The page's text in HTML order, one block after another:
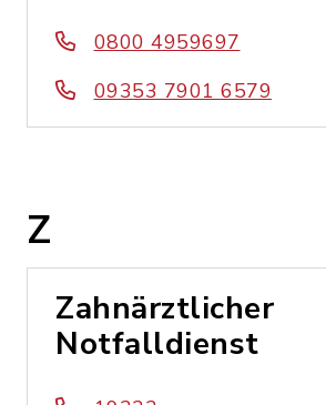
0800 4959697
09353 7901 6579
Z
Zahnärztlicher
Notfalldienst